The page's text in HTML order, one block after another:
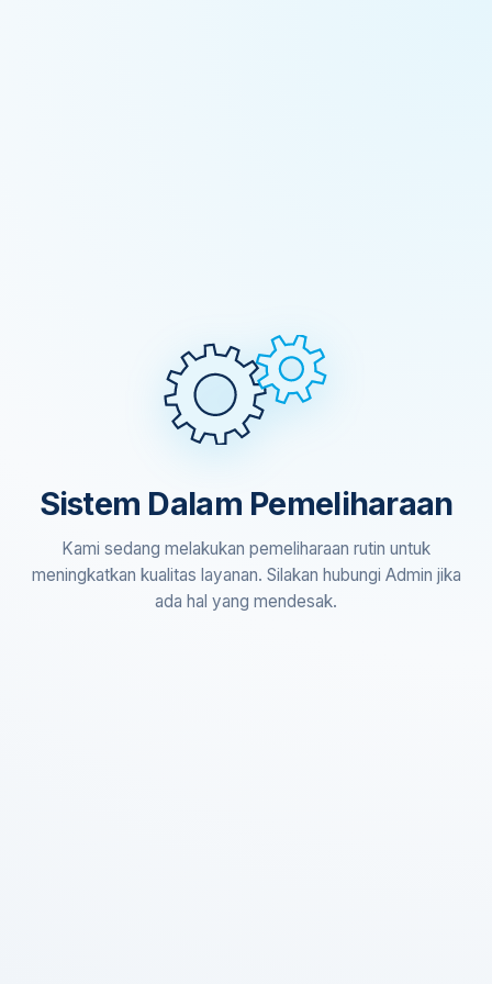
Sistem Dalam Pemeliharaan
Kami sedang melakukan pemeliharaan rutin untuk
meningkatkan kualitas layanan. Silakan hubungi Admin jika
ada hal yang mendesak.